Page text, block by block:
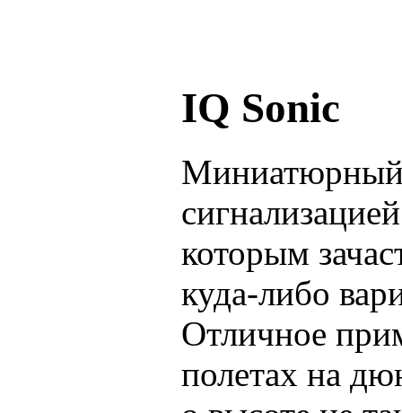
IQ Sonic
Миниатюрный
которым
куда-либо
Отличное
полетах на